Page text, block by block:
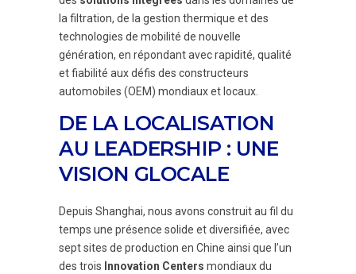
la filtration, de la gestion thermique et des
technologies de mobilité de nouvelle
génération, en répondant avec rapidité, qualité
et fiabilité aux défis des constructeurs
automobiles (OEM) mondiaux et locaux.
DE LA LOCALISATION
AU LEADERSHIP : UNE
VISION GLOCALE
Depuis Shanghai, nous avons construit au fil du
temps une présence solide et diversifiée, avec
sept sites de production en Chine ainsi que l’un
des trois Innovation Centers mondiaux du